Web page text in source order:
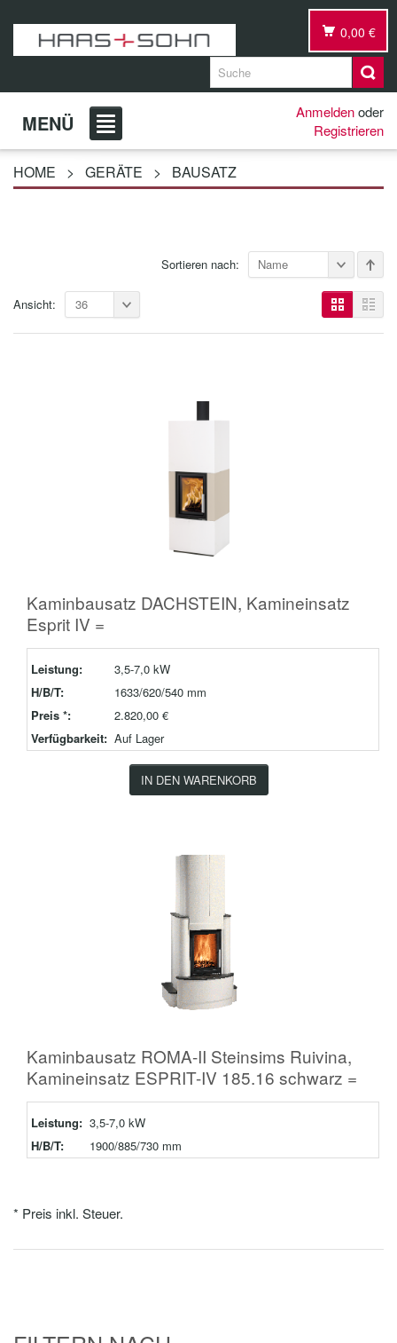
0,00 €
MENÜ Anmeldenoder
Registrieren
HOME > GERÄTE > BAUSATZ
Sortieren nach: Name
Ansicht: 36
Kaminbausatz DACHSTEIN, Kamineinsatz
Esprit IV =
Leistung:
3,5-7,0 kW
H/B/T:
1633/620/540 mm
Preis *:
2.820,00 €
Verfügbarkeit: Auf Lager
IN DEN WARENKORB
Kaminbausatz ROMA-II Steinsims Ruivina,
Kamineinsatz ESPRIT-IV 185.16 schwarz =
Leistung: 3,5-7,0 kW
H/B/T:
1900/885/730 mm
* Preis inkl. Steuer.